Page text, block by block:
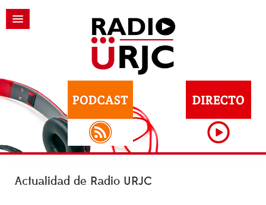
Actualidad de Radio URJC